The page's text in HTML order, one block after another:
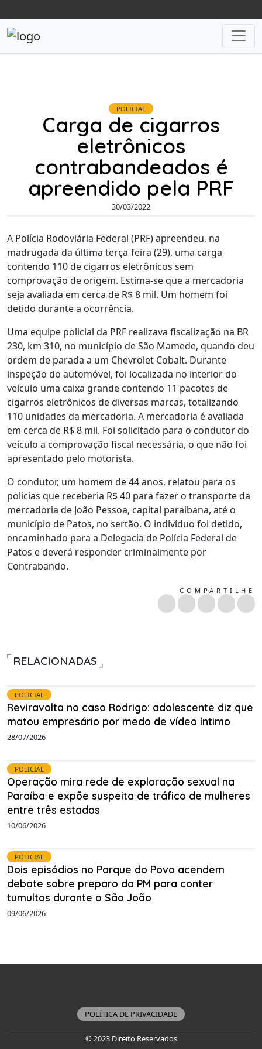
POLICIAL
Carga de cigarros
eletrônicos
contrabandeados é
apreendido pela PRF
30/03/2022
A Polícia Rodoviária Federal (PRF) apreendeu, na
madrugada da última terça-feira (29), uma carga
contendo 110 de cigarros eletrônicos sem
comprovação de origem. Estima-se que a mercadoria
seja avaliada em cerca de R$ 8 mil. Um homem foi
detido durante a ocorrência.
Uma equipe policial da PRF realizava fiscalização na BR
230, km 310, no município de São Mamede, quando deu
ordem de parada a um Chevrolet Cobalt. Durante
inspeção do automóvel, foi localizada no interior do
veículo uma caixa grande contendo 11 pacotes de
cigarros eletrônicos de diversas marcas, totalizando
110 unidades da mercadoria. A mercadoria é avaliada
em cerca de R$ 8 mil. Foi solicitado para o condutor do
veículo a comprovação fiscal necessária, o que não foi
apresentado pelo motorista.
O condutor, um homem de 44 anos, relatou para os
policias que receberia R$ 40 para fazer o transporte da
mercadoria de João Pessoa, capital paraibana, até o
município de Patos, no sertão. O indivíduo foi detido,
encaminhado para a Delegacia de Polícia Federal de
Patos e deverá responder criminalmente por
Contrabando.
COMPARTILHE
RELACIONADAS
POLICIAL
Reviravolta no caso Rodrigo: adolescente diz que
matou empresário por medo de vídeo íntimo
28/07/2026
POLICIAL
Operação mira rede de exploração sexual na
Paraíba e expõe suspeita de tráfico de mulheres
entre três estados
10/06/2026
POLICIAL
Dois episódios no Parque do Povo acendem
debate sobre preparo da PM para conter
tumultos durante o São João
09/06/2026
POLÍTICA DE PRIVACIDADE
© 2023 Direito Reservados